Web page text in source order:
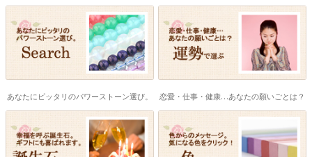
あなたにピッタリのパワーストーン選び。 恋愛・仕事・健康…あなたの願いごとは？